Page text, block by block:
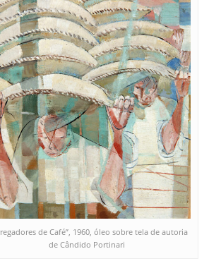
de Café”, 1960, óleo sobre tela de autoria
de Cândido Portinari